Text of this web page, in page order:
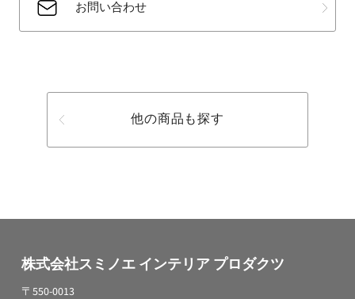
お問い合わせ
他の商品も探す
株式会社スミノエ インテリア プロダクツ
〒550-0013